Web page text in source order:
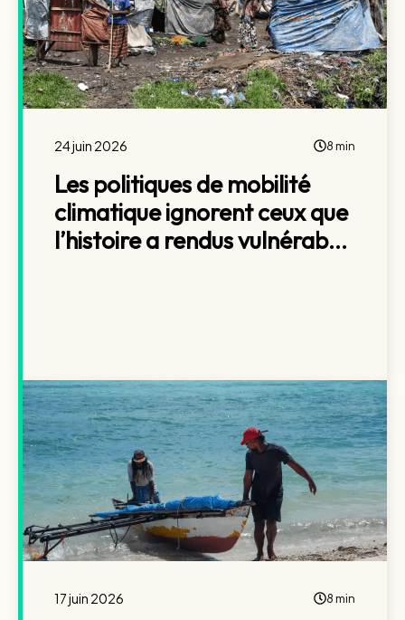
24 juin 2026 8 min
Les politiques de mobilité
climatique ignorent ceux que
l’histoire a rendus vulnérab...
17 juin 2026 8 min